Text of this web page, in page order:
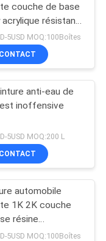
12
de
37
couche de base
acrylique résistant
5USD MOQ:100Boîtes
anti-eau de
inoffensive
5USD MOQ:200 L
automobile
1K 2K couche
résine
polyvalente
5USD MOQ:100Boîtes